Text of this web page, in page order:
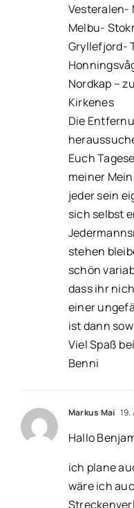
Vesteralen-
Melbu-
Gryllefjord-
Nordkap –
Kirkenes
Die
Euch
meiner
jeder sein
sich selbst
stehen
schön
dass ihr
einer
ist dann
Viel Spaß
Benni
Markus Mai 19.
Hallo
ich plane
wäre ich